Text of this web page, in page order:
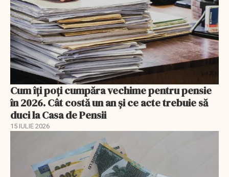
Cum îți poți cumpăra vechime pentru pensie
în 2026. Cât costă un an și ce acte trebuie să
duci la Casa de Pensii
15 IULIE 2026